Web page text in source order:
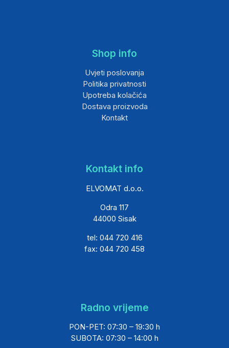
Shop info
Uvjeti poslovanja
Politika privatnosti
Upotreba kolačića
Dostava proizvoda
Kontakt
Kontakt info
ELVOMAT d.o.o.
Odra 117
44000 Sisak
tel: 044 720 416
fax: 044 720 458
Radno vrijeme
PON-PET: 07:30 – 19:30 h
SUBOTA: 07:30 – 14:00 h